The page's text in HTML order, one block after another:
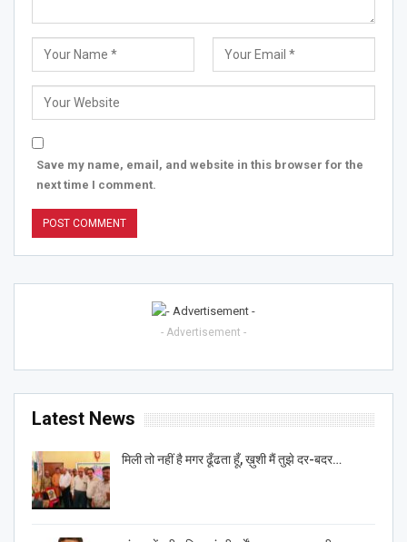
Save my name, email, and website in this browser for the
next time I comment.
- Advertisement -
Latest News
मिली तो नहीं है मगर ढूँढता हूँ, ख़ुशी मैं तुझे दर-बदर…